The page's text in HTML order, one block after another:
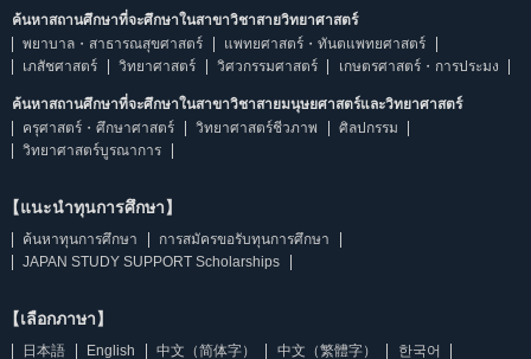
ค้นหาสถานศึกษาที่จะศึกษาในสาขาวิชาสายวิทยาศาสตร์
พยาบาล・สาธารณสุขศาสตร์
แพทยศาสตร์・ทันตแพทยศาสตร์
เภสัชศาสตร์
วิทยาศาสตร์ วิศวกรรมศาสตร์ เกษตรศาสตร์・การประมง
ค้นหาสถานศึกษาที่จะศึกษาในสาขาวิชาสายมนุษยศาสตร์และวิทยาศาสตร์
ครุศาสตร์・ศึกษาศาสตร์
วิทยาศาสตร์ชีวภาพ
ศิลปกรรม
วิทยาศาสตร์บูรณาการ
【แนะนำทุนการศึกษา】
ค้นหาทุนการศึกษา
การสมัครขอรับทุนการศึกษา
JAPAN STUDY SUPPORT Scholarships
【เลือกภาษา】
日本語 English 中文（简体字） 中文（繁體字）
한국어